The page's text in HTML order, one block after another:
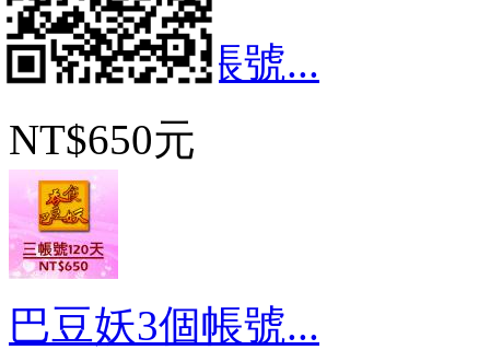
巴豆妖1個帳號...
NT$650元
巴豆妖3個帳號...